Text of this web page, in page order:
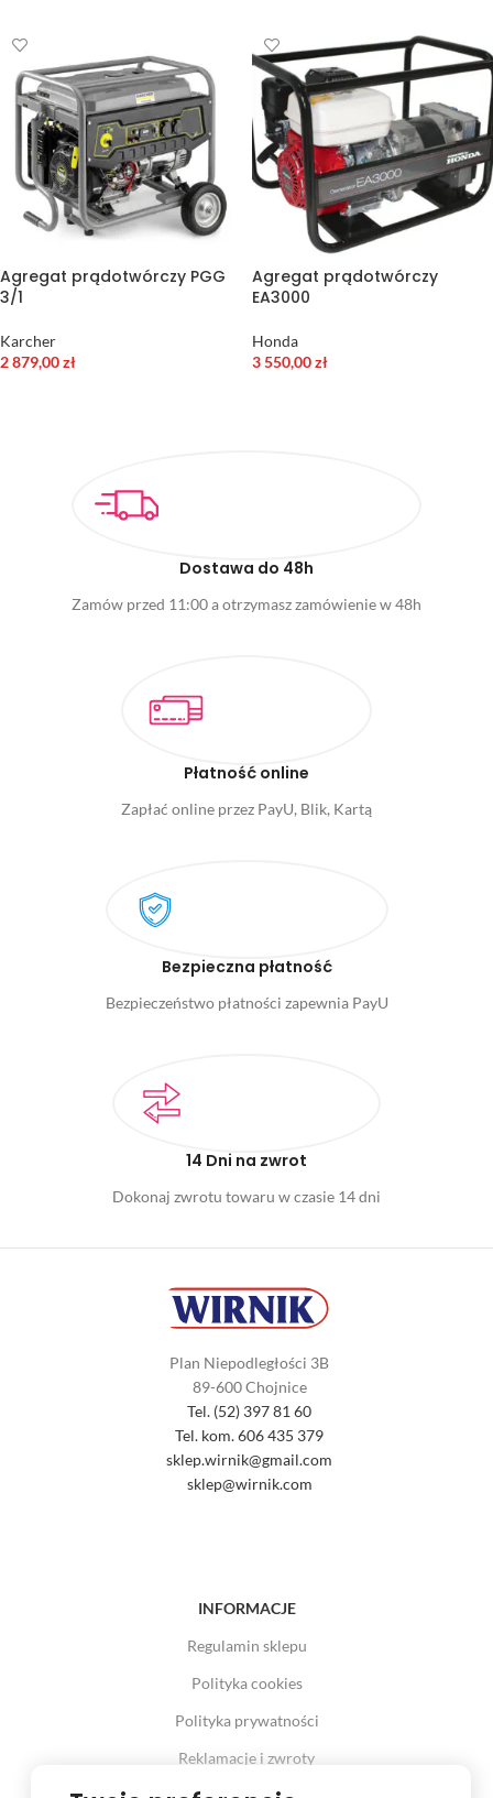
Agregat prądotwórczy PGG
3/1
Karcher
2 879,00zł
Agregat prądotwórczy
EA3000
Honda
3 550,00zł
Dostawa do 48h
Zamów przed 11:00 a otrzymasz zamówienie w 48h
Płatność online
Zapłać online przez PayU, Blik, Kartą
Bezpieczna płatność
Bezpieczeństwo płatności zapewnia PayU
14 Dni na zwrot
Dokonaj zwrotu towaru w czasie 14 dni
Plan Niepodległości 3B
89-600 Chojnice
Tel. (52) 397 81 60
Tel. kom. 606 435 379
sklep.wirnik@gmail.com
sklep@wirnik.com
INFORMACJE
Regulamin sklepu
Polityka cookies
Polityka prywatności
Reklamacje i zwroty